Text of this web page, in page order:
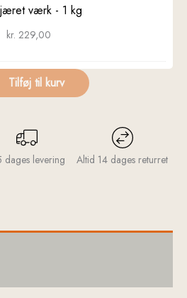
værk - 1 kg
kr. 229,00
Tilføj til kurv
dages levering Altid 14 dages returret